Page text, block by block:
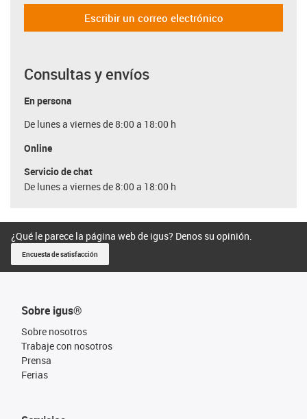
Escribir un correo electrónico
Consultas y envíos
En persona
De lunes a viernes de 8:00 a 18:00 h
Online
Servicio de chat
De lunes a viernes de 8:00 a 18:00 h
¿Qué le parece la página web de igus? Denos su opinión.
Encuesta de satisfacción
Sobre igus®
Sobre nosotros
Trabaje con nosotros
Prensa
Ferias